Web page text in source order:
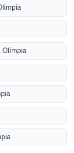
Olímpia